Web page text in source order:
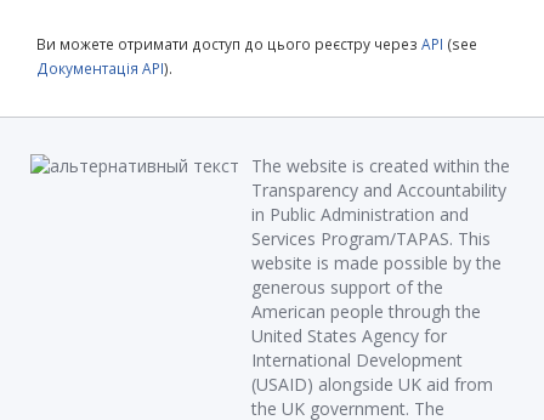
Ви можете отримати доступ до цього реєстру через API (see
Документація API).
The website is created within the
Transparency and Accountability
in Public Administration and
Services Program/TAPAS. This
website is made possible by the
generous support of the
American people through the
United States Agency for
International Development
(USAID) alongside UK aid from
the UK government. The